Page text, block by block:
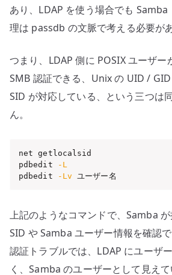
あり、LDAP を使う場合でも
理は passdb の文脈で考える必要があ
つまり、LDAP 側に POSIX ユーザ
SMB 認証できる、Unix の UID /
SID が対応している、という三つは
ん。
net getlocalsid
pdbedit
-L
pdbedit
-Lv ユーザー名
上記のようなコマンドで、Samba
SID や Samba ユーザー情報を確認
認証トラブルでは、LDAP にユーザ
く、Samba のユーザーとして見え